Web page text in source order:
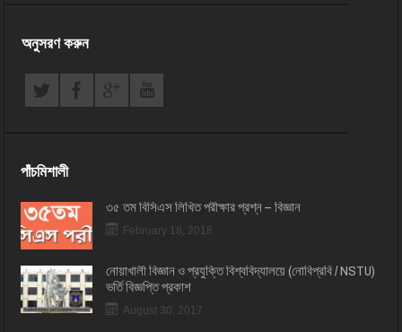
অনুসরণ করুন
পাঁচমিশালী
৩৫ তম বিসিএস লিখিত পরীক্ষার প্রশ্ন – বিজ্ঞান
February 18, 2018
নোয়াখালী বিজ্ঞান ও প্রযুক্তি বিশ্ববিদ্যালয়ে (নোবিপ্রবি / NSTU)
ভর্তি বিজ্ঞপ্তি প্রকাশ
August 30, 2017